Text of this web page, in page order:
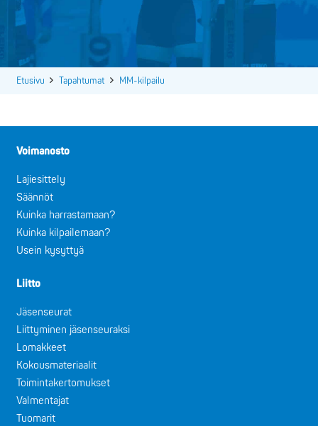
Etusivu Tapahtumat MM-kilpailu
Voimanosto
Lajiesittely
Säännöt
Kuinka harrastamaan?
Kuinka kilpailemaan?
Usein kysyttyä
Liitto
Jäsenseurat
Liittyminen jäsenseuraksi
Lomakkeet
Kokousmateriaalit
Toimintakertomukset
Valmentajat
Tuomarit